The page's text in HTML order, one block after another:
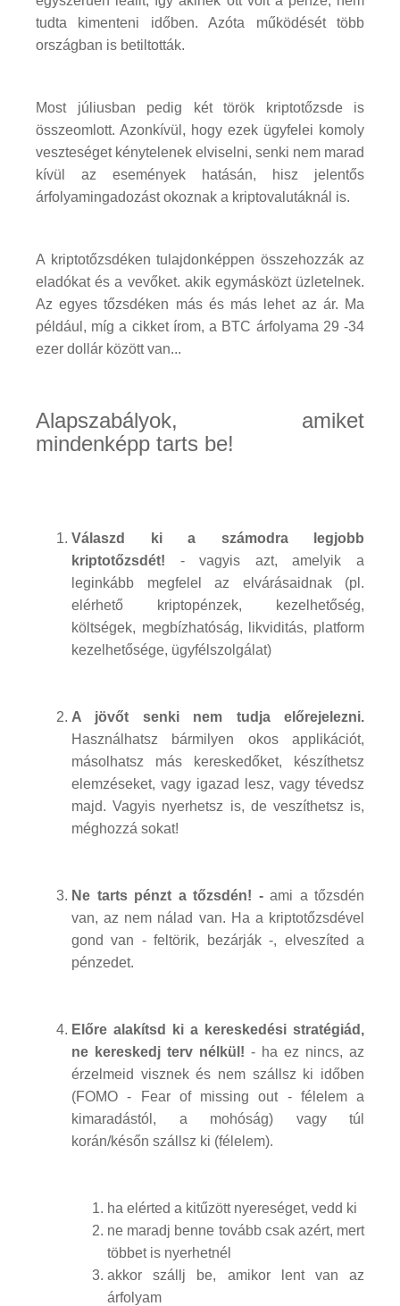
tudta kimenteni időben. Azóta működését több
országban is betiltották.
Most júliusban pedig két török kriptotőzsde is
összeomlott. Azonkívül, hogy ezek ügyfelei komoly
veszteséget kénytelenek elviselni, senki nem marad
kívül az események hatásán, hisz jelentős
árfolyamingadozást okoznak a kriptovalutáknál is.
A kriptotőzsdéken tulajdonképpen összehozzák az
eladókat és a vevőket. akik egymásközt üzletelnek.
Az egyes tőzsdéken más és más lehet az ár. Ma
például, míg a cikket írom, a BTC árfolyama 29 -34
ezer dollár között van...
Alapszabályok, amiket
mindenképp tarts be!
Válaszd ki a számodra legjobb
kriptotőzsdét! - vagyis azt, amelyik a
leginkább megfelel az elvárásaidnak (pl.
elérhető kriptopénzek, kezelhetőség,
költségek, megbízhatóság, likviditás, platform
kezelhetősége, ügyfélszolgálat)
A jövőt senki nem tudja előrejelezni.
Használhatsz bármilyen okos applikációt,
másolhatsz más kereskedőket, készíthetsz
elemzéseket, vagy igazad lesz, vagy tévedsz
majd. Vagyis nyerhetsz is, de veszíthetsz is,
méghozzá sokat!
Ne tarts pénzt a tőzsdén! -ami a tőzsdén
van, az nem nálad van. Ha a kriptotőzsdével
gond van - feltörik, bezárják -, elveszíted a
pénzedet.
Előre alakítsd ki a kereskedési stratégiád,
ne kereskedj terv nélkül! - ha ez nincs, az
érzelmeid visznek és nem szállsz ki időben
(FOMO - Fear of missing out - félelem a
kimaradástól, a mohóság) vagy túl
korán/későn szállsz ki (félelem).
ha elérted a kitűzött nyereséget, vedd ki
ne maradj benne tovább csak azért, mert
többet is nyerhetnél
akkor szállj be, amikor lent van az
árfolyam